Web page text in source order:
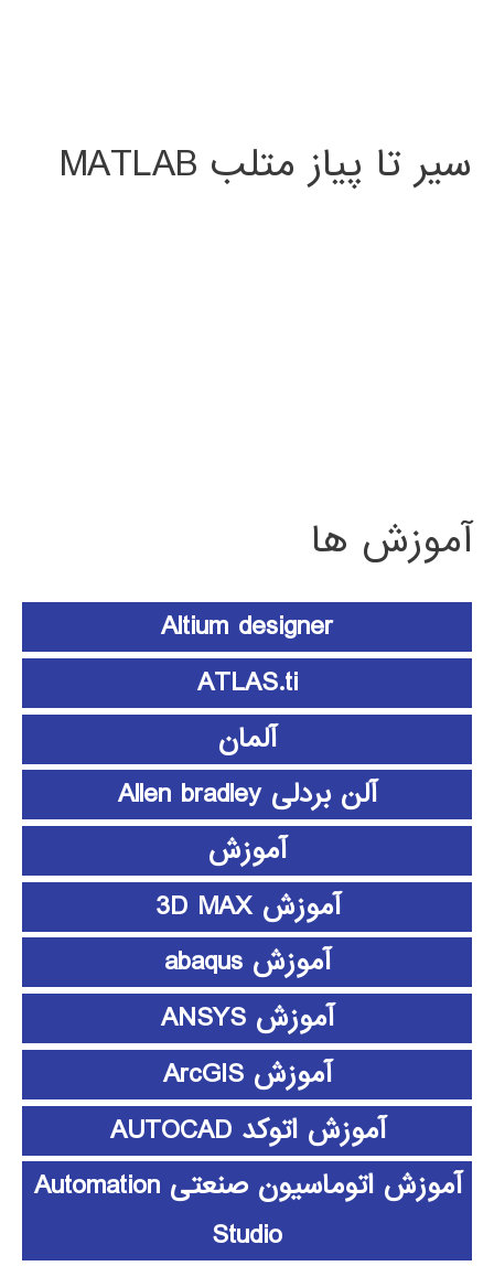
سیر تا پیاز متلب MATLAB
آموزش ها
Altium designer
ATLAS.ti
آلمان
آلن بردلی Allen bradley
آموزش
آموزش 3D MAX
آموزش abaqus
آموزش ANSYS
آموزش ArcGIS
آموزش اتوکد AUTOCAD
آموزش اتوماسیون صنعتی Automation
Studio